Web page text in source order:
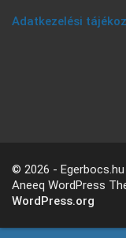
Adatkezelési
© 2026 -
Aneeq WordPress
WordPress.org